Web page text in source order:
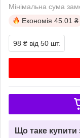
Мінімальна сума
Економія 45.01 ₴
98 ₴ від 50 шт.
Що таке